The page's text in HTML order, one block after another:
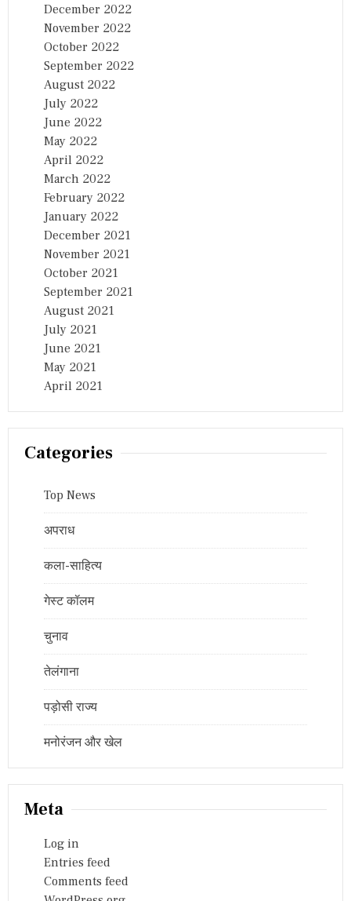
December 2022
November 2022
October 2022
September 2022
August 2022
July 2022
June 2022
May 2022
April 2022
March 2022
February 2022
January 2022
December 2021
November 2021
October 2021
September 2021
August 2021
July 2021
June 2021
May 2021
April 2021
Categories
Top News
अपराध
कला-साहित्य
गेस्ट कॉलम
चुनाव
तेलंगाना
पड़ोसी राज्य
मनोरंजन और खेल
Meta
Log in
Entries feed
Comments feed